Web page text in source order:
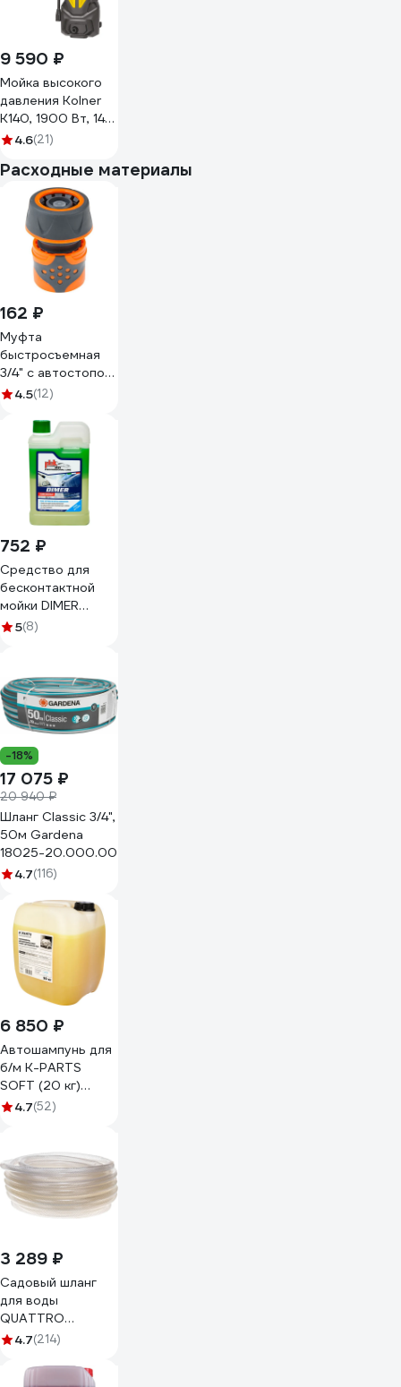
9 590 ₽
Мойка высокого
давления Kolner
K140, 1900 Вт, 140
Бар, 420 л/ч,
8140100096
4.6(21)
Расходные материалы
162 ₽
Муфта
быстросъемная
3/4" с автостопом
STARTUL ST6016-
4.5(12)
752 ₽
Средство для
бесконтактной
мойки DIMER
концентрат 1 кг
5(8)
-18%
17 075 ₽
20 940 ₽
Шланг Classic 3/4",
50м Gardena
18025-20.000.00
4.7(116)
6 850 ₽
Автошампунь для
б/м K-PARTS
SOFT (20 кг)
Karcher 9.605-626
4.7(52)
3 289 ₽
Садовый шланг
для воды
QUATTRO
ELEMENTI
м) 246-944
4.7(214)